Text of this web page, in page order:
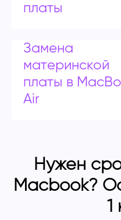
платы
Замена
материнской
платы в
Air
Нужен
Macbook?
1